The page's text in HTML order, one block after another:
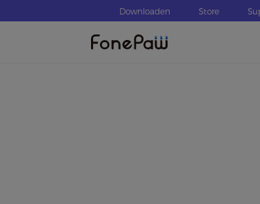
Downloaden Store